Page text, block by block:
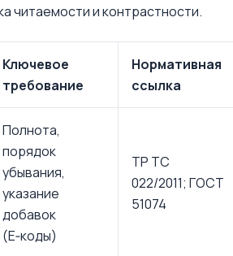
читаемости и контрастности.
Ключевое
требование
Нормативная
ссылка
Полнота,
порядок
убывания,
указание
добавок
(E‑коды)
ТР ТС
022/2011; ГОСТ
51074